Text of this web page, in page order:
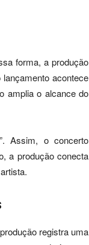
forma, a produção
acontece
amplia o alcance do
Assim, o concerto
a produção conecta
registra uma